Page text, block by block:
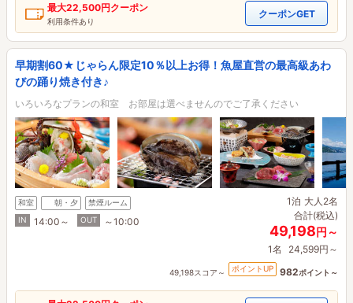
最大22,500円クーポン
利用条件あり
クーポンGET
早期割60★じゃらん限定10％以上お得！魚屋直営の最高級あわ
びの踊り焼き付き♪
いろいろなプランの和室 お部屋は選べませんのでご了承ください
和室 朝・夕
禁煙ルーム
IN
14:00～ OUT ～10:00
1泊 大人2名
合計(税込)
49,198円～
1名 24,599円～
49,198スコア～ ポイントUP 982ポイント～